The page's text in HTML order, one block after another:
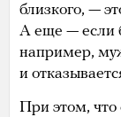
близкого, —
А еще — если
например,
и
При этом, что